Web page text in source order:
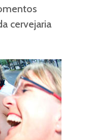
cervejaria